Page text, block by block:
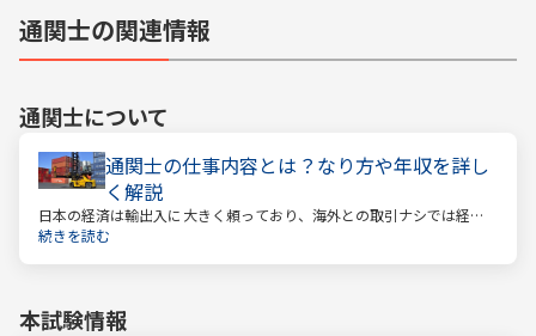
通関士の関連情報
通関士について
通関士の仕事内容とは？なり方や年収を詳し
く解説
日本の経済は輸出入に大きく頼っており、海外との取引ナシでは経済
は回っていきません。そんな海外との取引で必ず必要になるのが「通
続きを読む
本試験情報